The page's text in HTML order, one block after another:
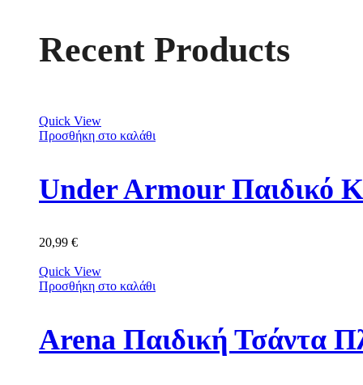
Recent Products
Quick View
Προσθήκη στο καλάθι
Under Armour Παιδικό
20,99 €
Quick View
Προσθήκη στο καλάθι
Arena Παιδική Τσάντα